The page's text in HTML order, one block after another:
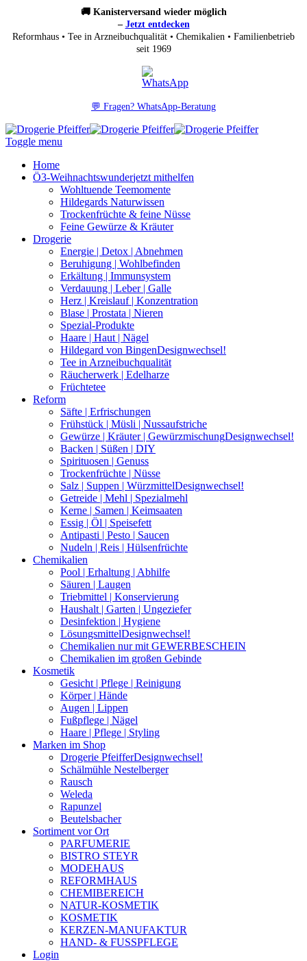
🚚 Kanisterversand wieder möglich
– Jetzt entdecken
Reformhaus • Tee in Arzneibuchqualität • Chemikalien • Familienbetrieb
seit 1969
💬 Fragen? WhatsApp-Beratung
Toggle menu
Home
Ö3-Weihnachtswunderjetzt mithelfen
Wohltuende Teemomente
Hildegards Naturwissen
Trockenfrüchte & feine Nüsse
Feine Gewürze & Kräuter
Drogerie
Energie | Detox | Abnehmen
Beruhigung | Wohlbefinden
Erkältung | Immunsystem
Verdauung | Leber | Galle
Herz | Kreislauf | Konzentration
Blase | Prostata | Nieren
Spezial-Produkte
Haare | Haut | Nägel
Hildegard von BingenDesignwechsel!
Tee in Arzneibuchqualität
Räucherwerk | Edelharze
Früchtetee
Reform
Säfte | Erfrischungen
Frühstück | Müsli | Nussaufstriche
Gewürze | Kräuter | GewürzmischungDesignwechsel!
Backen | Süßen | DIY
Spirituosen | Genuss
Trockenfrüchte | Nüsse
Salz | Suppen | WürzmittelDesignwechsel!
Getreide | Mehl | Spezialmehl
Kerne | Samen | Keimsaaten
Essig | Öl | Speisefett
Antipasti | Pesto | Saucen
Nudeln | Reis | Hülsenfrüchte
Chemikalien
Pool | Erhaltung | Abhilfe
Säuren | Laugen
Triebmittel | Konservierung
Haushalt | Garten | Ungeziefer
Desinfektion | Hygiene
LösungsmittelDesignwechsel!
Chemikalien nur mit GEWERBESCHEIN
Chemikalien im großen Gebinde
Kosmetik
Gesicht | Pflege | Reinigung
Körper | Hände
Augen | Lippen
Fußpflege | Nägel
Haare | Pflege | Styling
Marken im Shop
Drogerie PfeifferDesignwechsel!
Schälmühle Nestelberger
Rausch
Weleda
Rapunzel
Beutelsbacher
Sortiment vor Ort
PARFUMERIE
BISTRO STEYR
MODEHAUS
REFORMHAUS
CHEMIBEREICH
NATUR-KOSMETIK
KOSMETIK
KERZEN-MANUFAKTUR
HAND- & FUSSPFLEGE
Login